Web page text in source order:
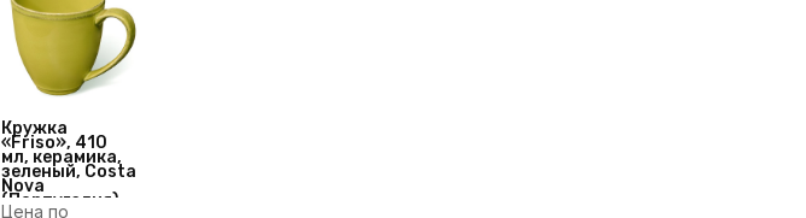
Кружка
«Friso», 410
мл, керамика,
зеленый, Costa
Nova
(Португалия)
Цена по